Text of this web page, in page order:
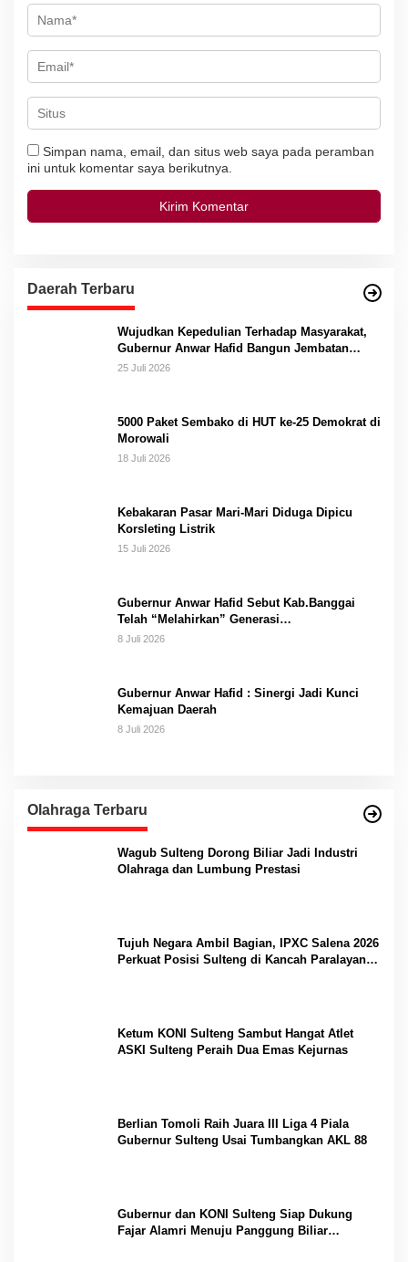
Simpan nama, email, dan situs web saya pada peramban
ini untuk komentar saya berikutnya.
Daerah Terbaru
Wujudkan Kepedulian Terhadap Masyarakat,
Gubernur Anwar Hafid Bangun Jembatan
Gantung Masungkang dengan Dana Pribadi
25 Juli 2026
5000 Paket Sembako di HUT ke-25 Demokrat di
Morowali
18 Juli 2026
Kebakaran Pasar Mari-Mari Diduga Dipicu
Korsleting Listrik
15 Juli 2026
Gubernur Anwar Hafid Sebut Kab.Banggai
Telah “Melahirkan” Generasi…
8 Juli 2026
Gubernur Anwar Hafid : Sinergi Jadi Kunci
Kemajuan Daerah
8 Juli 2026
Olahraga Terbaru
Wagub Sulteng Dorong Biliar Jadi Industri
Olahraga dan Lumbung Prestasi
Tujuh Negara Ambil Bagian, IPXC Salena 2026
Perkuat Posisi Sulteng di Kancah Paralayang
Ketum KONI Sulteng Sambut Hangat Atlet
ASKI Sulteng Peraih Dua Emas Kejurnas
Berlian Tomoli Raih Juara III Liga 4 Piala
Gubernur Sulteng Usai Tumbangkan AKL 88
Gubernur dan KONI Sulteng Siap Dukung
Fajar Alamri Menuju Panggung Biliar